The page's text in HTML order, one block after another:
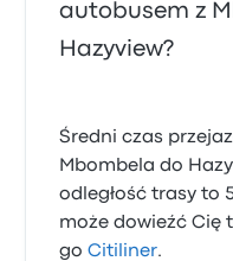
autobusem z
Hazyview?
Średni czas
Mbombela do
odległość trasy to
może dowieźć Cię
goCitiliner.